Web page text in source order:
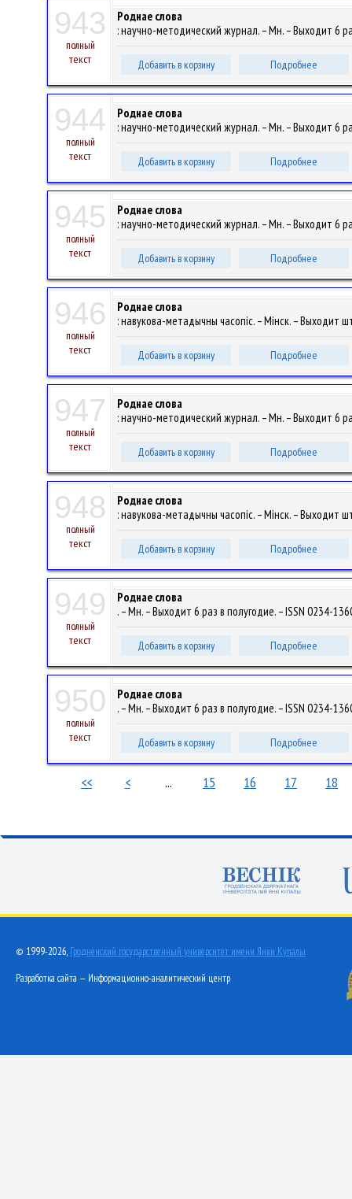
943
полный
текст
Роднае слова
: научно-методический журнал. – Мн. – Выходит 6
Добавить в корзину Подробнее
944
полный
текст
Роднае слова
: научно-методический журнал. – Мн. – Выходит 6
Добавить в корзину Подробнее
945
полный
текст
Роднае слова
: научно-методический журнал. – Мн. – Выходит 6
Добавить в корзину Подробнее
946
полный
текст
Роднае слова
: навукова-метадычны часопіс. – Мінск. – Выходит
Добавить в корзину Подробнее
947
полный
текст
Роднае слова
: научно-методический журнал. – Мн. – Выходит 6
Добавить в корзину Подробнее
948
полный
текст
Роднае слова
: навукова-метадычны часопіс. – Мінск. – Выходит
Добавить в корзину Подробнее
949
полный
текст
Роднае слова
. – Мн. – Выходит 6 раз в полугодие. – ISSN 0234-
Добавить в корзину Подробнее
950
полный
текст
Роднае слова
. – Мн. – Выходит 6 раз в полугодие. – ISSN 0234-
Добавить в корзину Подробнее
<< < ... 15 16 17 18
© 1999-2026, Гродненский государственный университет имени Янки Купалы
Разработка сайта — Информационно-аналитический центр